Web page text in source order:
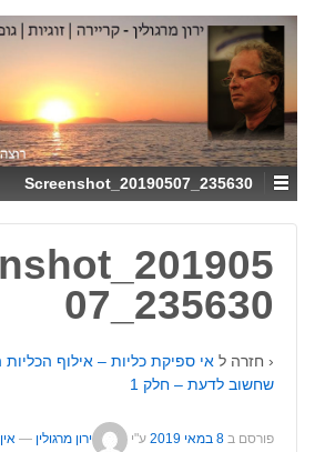
↓
SKIP
TO
MAIN
CONTENT
Screenshot_20190507_235630
07_235630
‹ חזרה ל אי ספיקת כליות – אילוף
שחשוב לדעת – חלק 1
פורסם ב 8 במאי 2019 ע"י ירון מרגולין —